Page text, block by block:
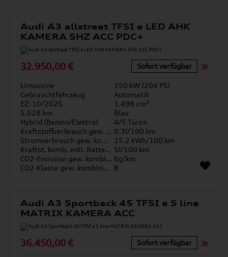
Audi A3 allstreet TFSI e LED AHK
KAMERA SHZ ACC PDC+
32.950,00 € Sofort verfügbar
Limousine
150 kW (204 PS)
Gebrauchtfahrzeug
Automatik
EZ: 10/2025
1.498 cm³
5.628 km
Blau
Hybrid (Benzin/Elektro)
4/5 Türen
Kraftstoffverbrauch gew. kombiniert 0.3l/100 km
Stromverbrauch gew. kombiniert
15.2 kWh/100 km
Kraftst. komb. entl. Batterie 5l/100 km
CO2-Emission gew. kombiniert 6g/km
CO2-Klasse gew. kombiniert B
Audi A3 Sportback 45 TFSI e S line
MATRIX KAMERA ACC
36.450,00 € Sofort verfügbar